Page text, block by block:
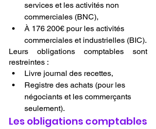
services et les activités non
commerciales (BNC),
À 176 200€ pour les activités
commerciales et industrielles (BIC).
Leurs obligations comptables sont
restreintes :
Livre journal des recettes,
Registre des achats (pour les
négociants et les commerçants
seulement).
Les obligations comptables